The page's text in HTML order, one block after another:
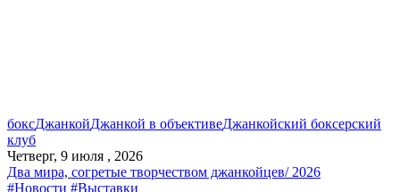
боксДжанкойДжанкой в объективеДжанкойский боксерский
клуб
Четверг, 9 июля , 2026
Два мира, согретые творчеством джанкойцев/ 2026
#Новости #Выставки